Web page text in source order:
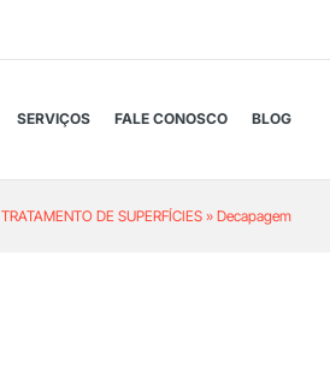
SERVIÇOS FALE CONOSCO BLOG
TRATAMENTO DE SUPERFÍCIES » Decapagem